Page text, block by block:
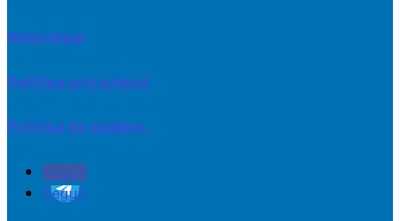
Aviso legal
Política privacidad
Política de cookies
Seguir
Seguir